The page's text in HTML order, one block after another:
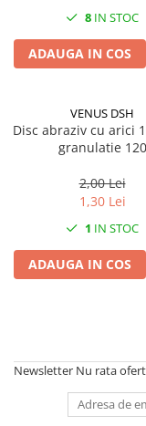
concentrate
Solutii de curatenie
Pentru toate
Solutii pentru
Solutii profesionale
spalatorii auto
8 IN STOC
ADAUGA IN COS
VENUS DSH
Disc abraziv cu arici
granulatie 120
2,00 Lei
1,30 Lei
1 IN STOC
ADAUGA IN COS
Newsletter Nu rata